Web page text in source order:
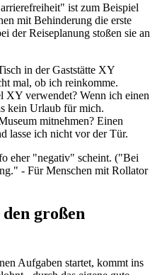
ist zum Beispiel
mit Behinderung die erste
der Reiseplanung stoßen sie an
in der Gaststätte XY
mal, ob ich reinkomme.
XY verwendet? Wenn ich einen
kein Urlaub für mich.
mitnehmen? Einen
lasse ich nicht vor der Tür.
eher "negativ" scheint. ("Bei
- Für Menschen mit Rollator
großen
Aufgaben startet, kommt ins